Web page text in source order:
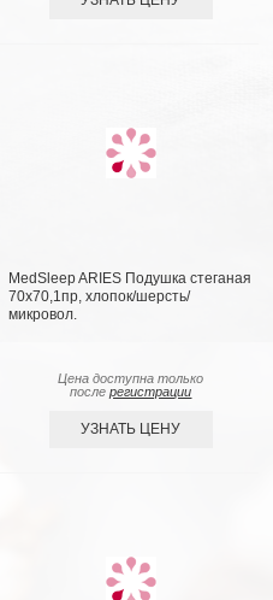
MedSleep ARIES Подушка стеганая
70х70,1пр, хлопок/шерсть/
микровол.
Цена доступна только
послерегистрации
УЗНАТЬ ЦЕНУ